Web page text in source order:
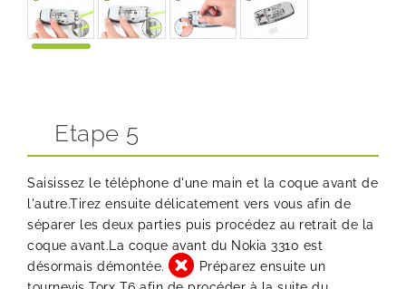
Etape 5
Saisissez le téléphone d'une main et la coque avant de
l'autre.Tirez ensuite délicatement vers vous afin de
séparer les deux parties puis procédez au retrait de la
coque avant.La coque avant du Nokia 3310 est
désormais démontée.
Préparez ensuite un